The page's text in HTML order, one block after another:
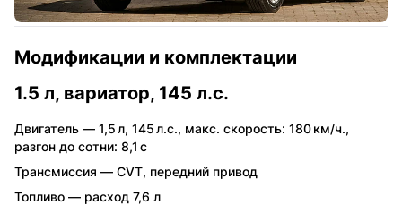
Модификации и комплектации
1.5 л, вариатор, 145 л.с.
Двигатель — 1,5 л, 145 л.с., макс. скорость: 180 км/ч.,
разгон до сотни: 8,1 с
Трансмиссия — CVT, передний привод
Топливо — расход 7,6 л